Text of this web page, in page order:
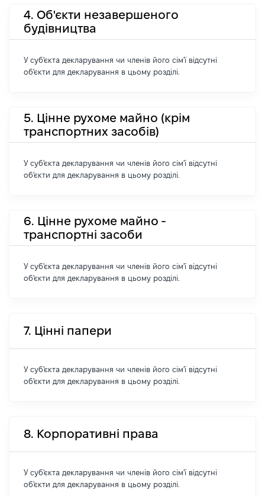
4. Об'єкти незавершеного
будівництва
У суб'єкта декларування чи членів його сім'ї відсутні
об'єкти для декларування в цьому розділі.
5. Цінне рухоме майно (крім
транспортних засобів)
У суб'єкта декларування чи членів його сім'ї відсутні
об'єкти для декларування в цьому розділі.
6. Цінне рухоме майно -
транспортні засоби
У суб'єкта декларування чи членів його сім'ї відсутні
об'єкти для декларування в цьому розділі.
7. Цінні папери
У суб'єкта декларування чи членів його сім'ї відсутні
об'єкти для декларування в цьому розділі.
8. Корпоративні права
У суб'єкта декларування чи членів його сім'ї відсутні
об'єкти для декларування в цьому розділі.